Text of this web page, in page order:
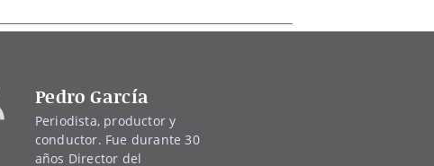
Pedro García
Periodista, productor y
conductor. Fue durante 30
años Director del